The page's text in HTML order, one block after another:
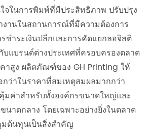
ในการพิมพ์ที่มีประสิทธิภาพ ปรับปรุง
านในสถานการณ์ที่มีความต้องการ
ชำระเงินปลีกและการคัดแยกลอจิสติ
บแบรนด์ต่างประเทศที่ครอบครองตลาด
าสูง ผลิตภัณฑ์ของ GH Printing ให้
ว่าในราคาที่สมเหตุสมผลมากกว่า
มค่าสำหรับทั้งองค์กรขนาดใหญ่และ
นาดกลาง โดยเฉพาะอย่างยิ่งในตลาด
ต้นทุนเป็นสิ่งสำคัญ